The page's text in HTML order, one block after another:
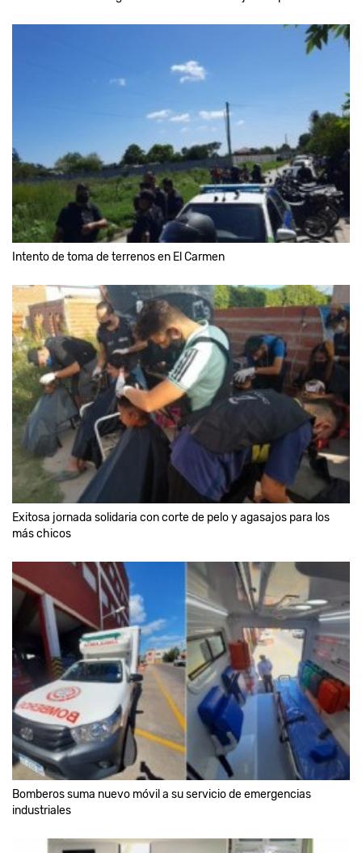
Intento de toma de terrenos en El Carmen
Exitosa jornada solidaria con corte de pelo y agasajos para los
más chicos
Bomberos suma nuevo móvil a su servicio de emergencias
industriales